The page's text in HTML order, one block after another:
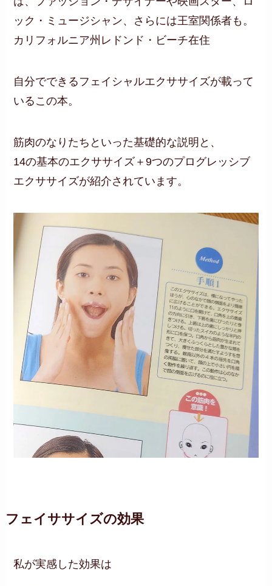
ック・ミュージシャン、さらには王室関係者も。
カリフォルニア州レドンド・ビーチ在住
自分でできるフェイシャルエクササイズが載って
いるこの本。
筋肉のなりたちといった基礎的な説明と、
14の基本のエクササイズ＋9つのプログレッシブ
エクササイズが紹介されています。
フェイササイズの効果
私が実感した効果は